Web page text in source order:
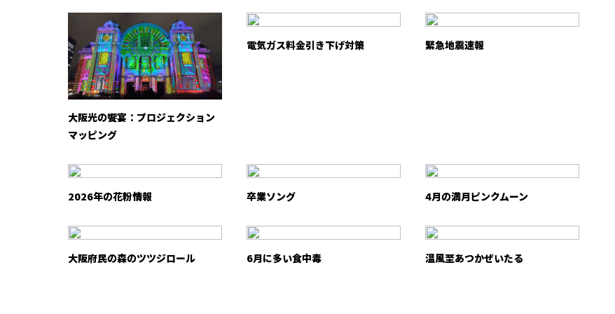
大阪光の饗宴：プロジェクション
マッピング
電気ガス料金引き下げ対策 緊急地震速報
2026年の花粉情報 卒業ソング 4月の満月ピンクムーン
大阪府民の森のツツジロール 6月に多い食中毒 温風至あつかぜいたる